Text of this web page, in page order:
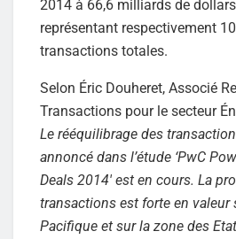
2014 à 66,6 milliards de
représentant respectivement
transactions totales.
Selon Éric Douheret, Associé
Transactions pour le secteur
Le rééquilibrage des
annoncé dans l’étude ‘PwC
Deals 2014′ est en cours. La
transactions est forte en valeur
Pacifique et sur la zone des